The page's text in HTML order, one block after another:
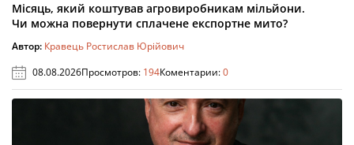
Місяць, який коштував агровиробникам мільйони.
Чи можна повернути сплачене експортне мито?
Автор: Кравець Ростислав Юрійович
08.08.2026Просмотров: 194Коментарии:0